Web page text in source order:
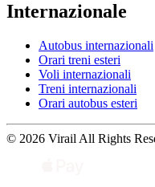
Internazionale
Autobus internazionali
Orari treni esteri
Voli internazionali
Treni internazionali
Orari autobus esteri
© 2026 Virail All Rights